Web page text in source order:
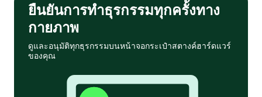
ยืนยันการทำธุรกรรมทุกครั้งทาง
กายภาพ
ดูและอนุมัติทุกธุรกรรมบนหน้าจอกระเป๋าสตางค์ฮาร์ดแวร์
ของคุณ